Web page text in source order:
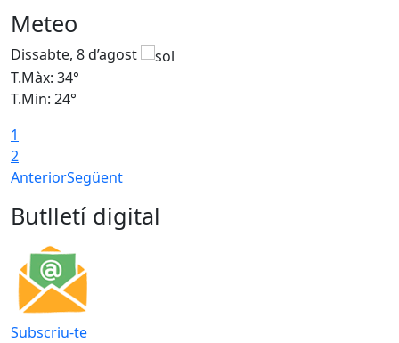
Meteo
Dissabte, 8 d’agost
T.Màx: 34°
T.Min: 24°
1
2
AnteriorSegüent
Butlletí digital
Subscriu-te